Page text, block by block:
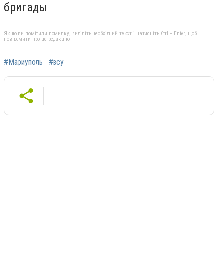
бригады
Якщо ви помітили помилку, виділіть необхідний текст і натисніть Ctrl + Enter, щоб
повідомити про це редакцію
#Мариуполь #всу